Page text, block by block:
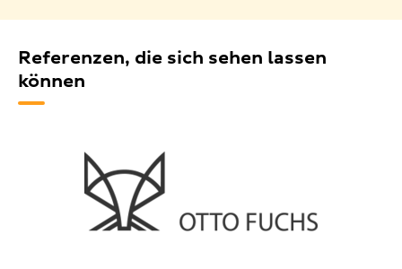
Referenzen, die sich sehen lassen
können